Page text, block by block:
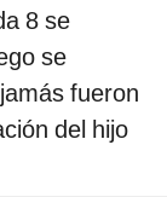
8 se
se
fueron
del hijo